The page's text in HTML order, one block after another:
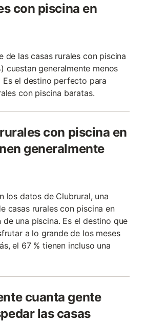
con piscina en
de las casas rurales con piscina
cuestan generalmente menos
Es el destino perfecto para
con piscina baratas.
con piscina en
generalmente
los datos de Clubrural, una
casas rurales con piscina en
de una piscina. Es el destino que
a lo grande de los meses
el 67 % tienen incluso una
cuanta gente
las casas